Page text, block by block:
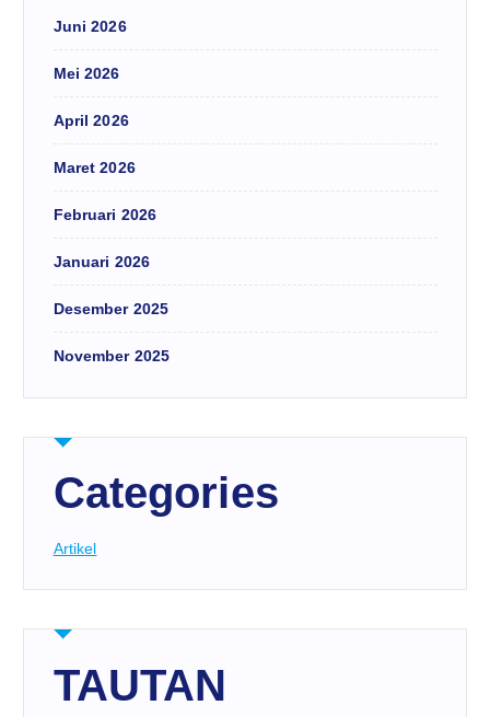
Juni 2026
Mei 2026
April 2026
Maret 2026
Februari 2026
Januari 2026
Desember 2025
November 2025
Categories
Artikel
TAUTAN